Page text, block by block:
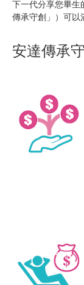
下一代分享您畢
傳承守創」）可以
安達傳承